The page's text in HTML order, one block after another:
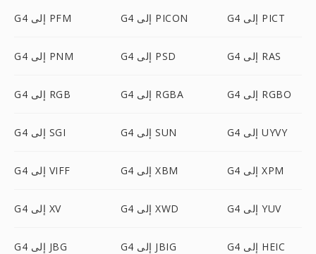
G4 إلى PFM G4 إلى PICON G4 إلى PICT
G4 إلى PNM G4 إلى PSD G4 إلى RAS
G4 إلى RGB G4 إلى RGBA G4 إلى RGBO
G4 إلى SGI G4 إلى SUN G4 إلى UYVY
G4 إلى VIFF G4 إلى XBM G4 إلى XPM
G4 إلى XV G4 إلى XWD G4 إلى YUV
G4 إلى JBG G4 إلى JBIG G4 إلى HEIC